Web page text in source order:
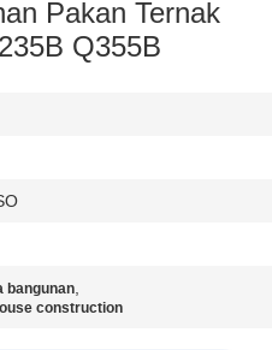
Pakan Ternak
Q355B
bangunan,
construction